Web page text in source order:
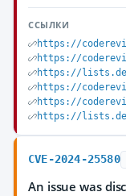
ССЫЛКИ
https://
https://
https://
https://
https://
https://
CVE-2024-25580
An issue was